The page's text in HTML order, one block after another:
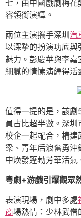
七，由中國戲劇梅花
容領銜演繹。
兩位主演攜手深圳 汽
以深摯的扮演功底
魅力。彭慶華與李
細膩的情愫演繹得活
值得一提的是，該劇
員占比超半數。深
校企一起配合，構建
梁、青年后浪奮勇
中煥發蓬勃芳華活氣
粵劇+游戲引爆觀眾
表演現場，劇中多處
商場熱情：少林武